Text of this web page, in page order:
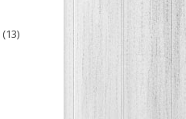
(13)